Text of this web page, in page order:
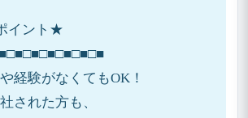
イント★
経験がなくてもOK！
された方も、